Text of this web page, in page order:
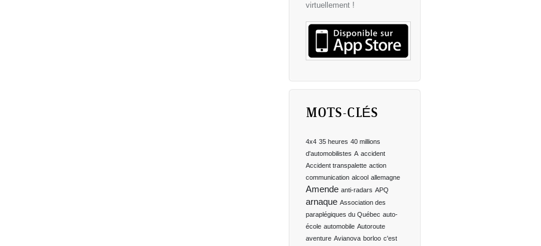
virtuellement !
MOTS-CLÉS
4x4 35 heures 40 millions
d'automobilistes A accident
Accident transpalette action
communication alcool allemagne
Amende anti-radars APQ
arnaque Association des
paraplégiques du Québec auto-
école automobile Autoroute
aventure Avianova borloo c'est